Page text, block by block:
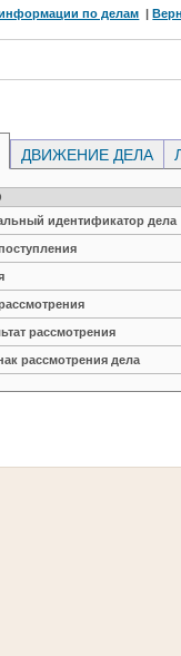
по делам |
ДВИЖЕНИЕ ДЕЛА
идентификатор дела
рассмотрения
рассмотрения дела